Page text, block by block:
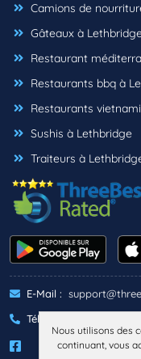
Camions de
Gâteaux à
Restaurant
Restaurants bbq à
Restaurants
Sushis à Lethbridge
Traiteurs à
E-Mail :
Téléphone :
Nous utilisons des
continuant, vous